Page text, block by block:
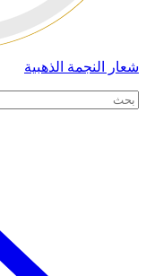
شعار النجمة الذهبية